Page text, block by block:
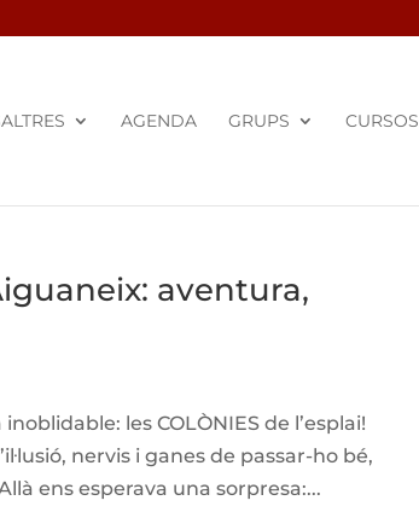
AGENDA GRUPS CURSOS
aventura,
les COLÒNIES de l’esplai!
nervis i ganes de passar-ho bé,
ens esperava una sorpresa:...